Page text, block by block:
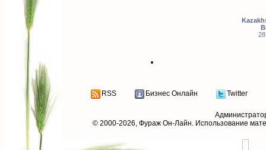
RSS Бизнес Онлайн Twitter
© 2000-2026, Фураж Он-Лайн. Использование